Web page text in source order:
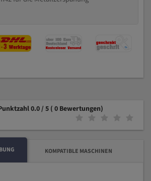
0.0 / 5 ( 0 Bewertungen)
KOMPATIBLE MASCHINEN